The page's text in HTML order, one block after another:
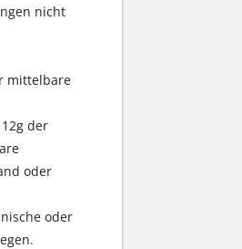
nicht
mittelbare
der
oder
oder